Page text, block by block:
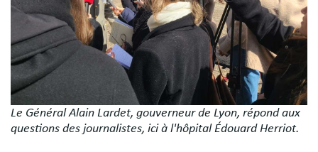
Le Général Alain Lardet, gouverneur de Lyon, répond aux
questions des journalistes, ici à l'hôpital Édouard Herriot.